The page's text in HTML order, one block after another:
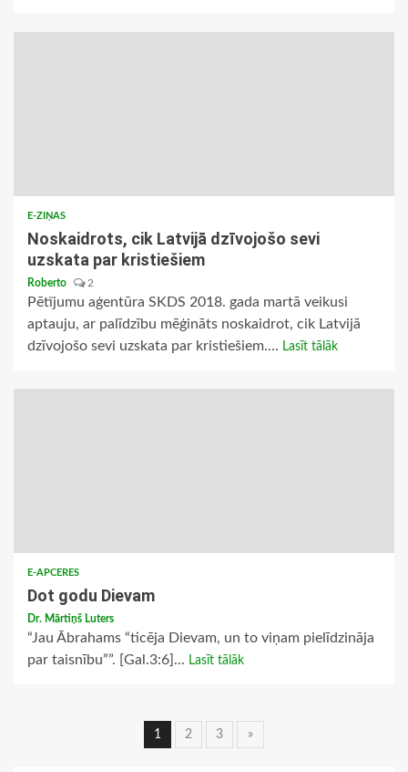
E-ZIŅAS
Noskaidrots, cik Latvijā dzīvojošo sevi
uzskata par kristiešiem
Roberto 2
Pētījumu aģentūra SKDS 2018. gada martā veikusi
aptauju, ar palīdzību mēģināts noskaidrot, cik Latvijā
dzīvojošo sevi uzskata par kristiešiem.... Lasīt tālāk
E-APCERES
Dot godu Dievam
Dr. Mārtiņš Luters
“Jau Ābrahams “ticēja Dievam, un to viņam pielīdzināja
par taisnību””. [Gal.3:6]... Lasīt tālāk
Ziņu
1 2 3 »